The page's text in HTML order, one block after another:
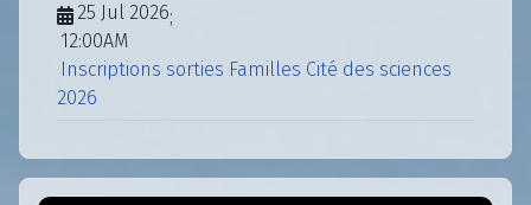
25 Jul 2026;
12:00AM
Inscriptions sorties Familles Cité des sciences
2026